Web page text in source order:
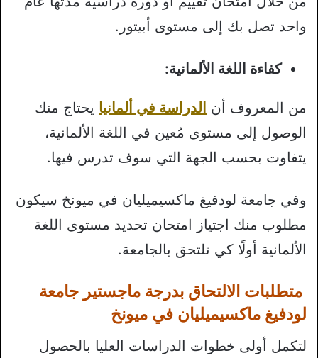
واحد تصل بك إلى مستوى أبيتور.
كفاءة اللغة الألمانية:
من المعروف أن الدراسة في ألمانيا يحتاج منك
الوصول إلى مستوى مُعين في اللغة الألمانية،
يتفاوت بحسب الجهة التي سوف تدرس فيها.
وفي جامعة لودفيغ ماكسيميليان في ميونخ سيكون
مطلوب منك اجتياز امتحان تحديد مستوى اللغة
الألمانية أولًا كي تلتحق بالجامعة.
متطلبات الالتحاق بدرجة ماجستير جامعة
لودفيغ ماكسيميليان في ميونخ
لتكمل أولى خطوات الدراسات العليا بالحصول